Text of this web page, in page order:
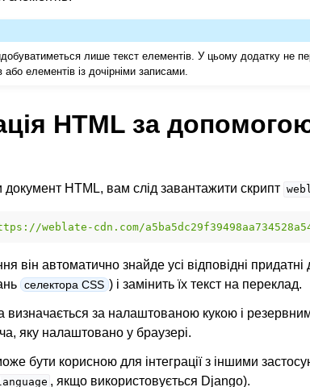
лише текст елементів. У цьому додатку не
або елементів із дочірніми записами.
HTML за
документ HTML, вам слід завантажити скрипт
weblate-cdn.com/
він автоматично знайде усі відповідні
селектора CSS ) і замінить їх текст на переклад.
визначається за налаштованою кукою і
яку налаштовано у браузері.
бути корисною для інтеграції з іншими
, якщо використовується Django).